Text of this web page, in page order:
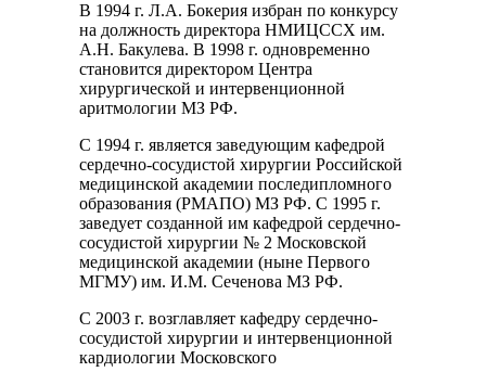
В 1994 г. Л.А. Бокерия избран по конкурсу
на должность директора НМИЦССХ им.
А.Н. Бакулева. В 1998 г. одновременно
становится директором Центра
хирургической и интервенционной
аритмологии МЗ РФ.
С 1994 г. является заведующим кафедрой
сердечно-сосудистой хирургии Российской
медицинской академии последипломного
образования (РМАПО) МЗ РФ. С 1995 г.
заведует созданной им кафедрой сердечно-
сосудистой хирургии № 2 Московской
медицинской академии (ныне Первого
МГМУ) им. И.М. Сеченова МЗ РФ.
С 2003 г. возглавляет кафедру сердечно-
сосудистой хирургии и интервенционной
кардиологии Московского